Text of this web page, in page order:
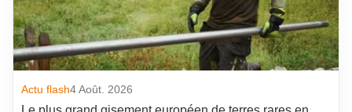
Actu flash4 Août. 2026